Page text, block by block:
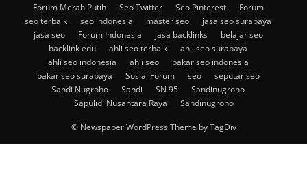
Forum Merah Putih
Seo Twitter Seo Pinterest
Forum
seo terbaik
seo indonesia master seo
jasa seo surabaya
jasa seo
Forum Indonesia jasa backlinks
belajar seo
backlink edu
ahli seo terbaik
ahli seo surabaya
ahli seo indonesia
ahli seo
pakar seo indonesia
pakar seo surabaya
Sosial Forum seo
seputar seo
Sandi Nugroho
Sandi SN 95
Sandinugroho
Sapulidi Nusantara Raya
Sandinugroho
© Newspaper WordPress Theme by TagDiv